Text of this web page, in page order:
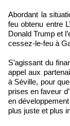
Abordant la
feu obtenu entre
Donald Trump et
cessez-le-feu à
S’agissant du
appel aux
à Séville, pour
prises en faveur
en
plus juste et plus